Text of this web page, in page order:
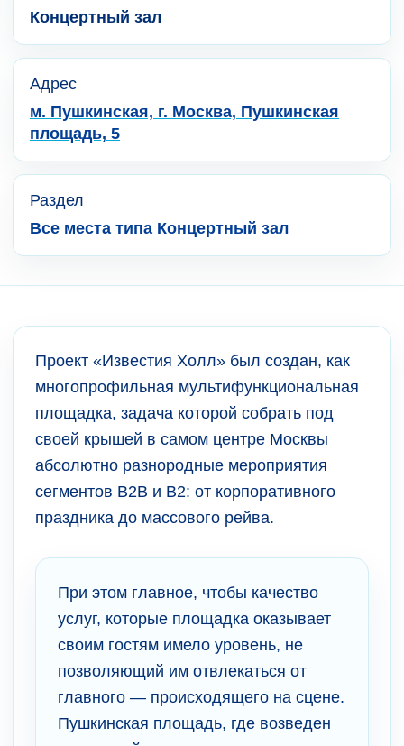
Концертный зал
Адрес
м. Пушкинская, г. Москва, Пушкинская
площадь, 5
Раздел
Все места типа Концертный зал
Проект «Известия Холл» был создан, как
многопрофильная мультифункциональная
площадка, задача которой собрать под
своей крышей в самом центре Москвы
абсолютно разнородные мероприятия
сегментов В2В и В2: от корпоративного
праздника до массового рейва.
При этом главное, чтобы качество
услуг, которые площадка оказывает
своим гостям имело уровень, не
позволяющий им отвлекаться от
главного — происходящего на сцене.
Пушкинская площадь, где возведен